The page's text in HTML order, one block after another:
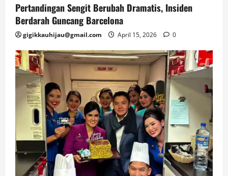
Pertandingan Sengit Berubah Dramatis, Insiden
Berdarah Guncang Barcelona
gigikkauhijau@gmail.com April 15, 2026 0